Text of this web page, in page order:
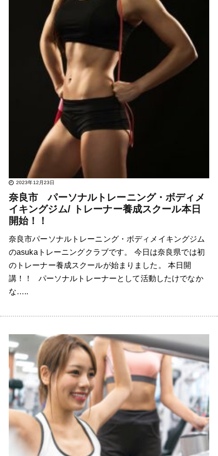
2023年12月23日
奈良市 パーソナルトレーニング・ボディメ
イキングジム/ トレーナー養成スクール本日
開始！！
奈良市パーソナルトレーニング・ボディメイキングジム
のasukaトレーニングクラブです。 今日は奈良県では初
のトレーナー養成スクールが始まりました。 本日開
講！！ パーソナルトレーナーとして活動したけでなか
な…..